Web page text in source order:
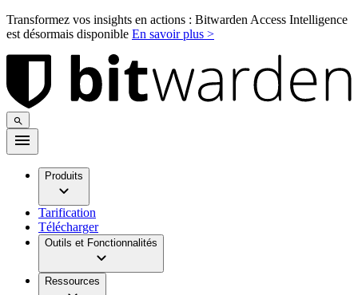
Transformez vos insights en actions : Bitwarden Access Intelligence
est désormais disponible En savoir plus >
Produits
Tarification
Télécharger
Outils et Fonctionnalités
Ressources